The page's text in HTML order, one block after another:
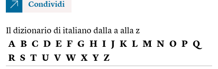
Condividi
Il dizionario di italiano dalla a alla z
A B C D E F G H I J K L M N O P Q
R S T U V W X Y Z